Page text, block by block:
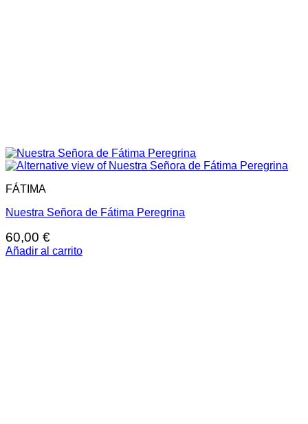
FÁTIMA
Nuestra Señora de Fátima Peregrina
60,00 €
Añadir al carrito